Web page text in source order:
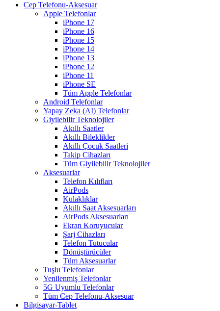
Cep Telefonu-Aksesuar
Apple Telefonlar
iPhone 17
iPhone 16
iPhone 15
iPhone 14
iPhone 13
iPhone 12
iPhone 11
iPhone SE
Tüm Apple Telefonlar
Android Telefonlar
Yapay Zeka (AI) Telefonlar
Giyilebilir Teknolojiler
Akıllı Saatler
Akıllı Bileklikler
Akıllı Çocuk Saatleri
Takip Cihazları
Tüm Giyilebilir Teknolojiler
Aksesuarlar
Telefon Kılıfları
AirPods
Kulaklıklar
Akıllı Saat Aksesuarları
AirPods Aksesuarları
Ekran Koruyucular
Şarj Cihazları
Telefon Tutucular
Dönüştürücüler
Tüm Aksesuarlar
Tuşlu Telefonlar
Yenilenmiş Telefonlar
5G Uyumlu Telefonlar
Tüm Cep Telefonu-Aksesuar
Bilgisayar-Tablet